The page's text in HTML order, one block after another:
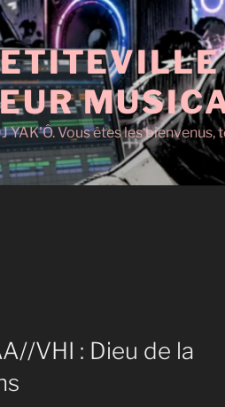
YAK'Ô. Vous êtes les
VHI : Dieu de la